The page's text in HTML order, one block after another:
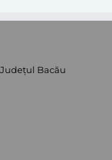
Județul Bacău